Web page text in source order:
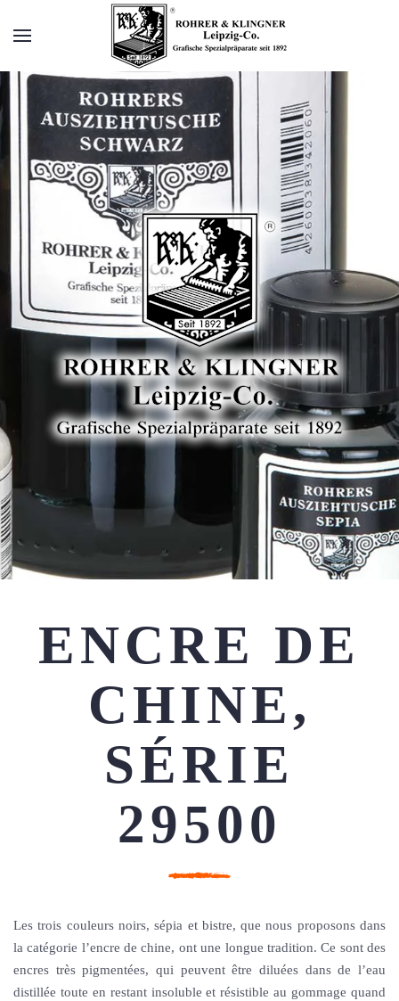
Zum Hauptinhalt springen
ENCRE DE
CHINE,
SÉRIE
29500
Les trois couleurs noirs, sépia et bistre, que nous proposons dans
la catégorie l’encre de chine, ont une longue tradition. Ce sont des
encres très pigmentées, qui peuvent être diluées dans de l’eau
distillée toute en restant insoluble et résistible au gommage quand